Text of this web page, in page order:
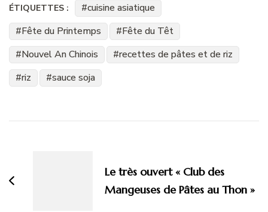
ÉTIQUETTES :
cuisine asiatique
Fête du Printemps
Fête du Têt
Nouvel An Chinois
recettes de pâtes et de riz
riz
sauce soja
Le très ouvert « Club des
Mangeuses de Pâtes au Thon »